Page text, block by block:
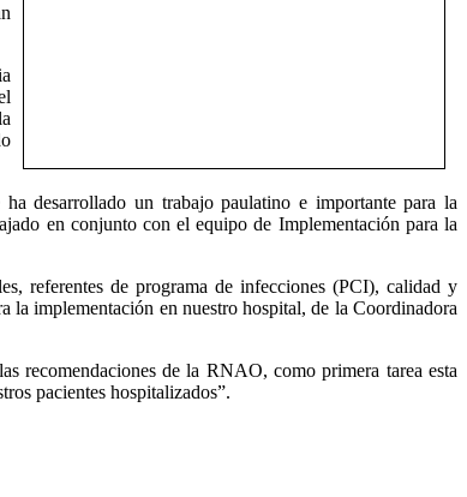
desarrollado un trabajo paulatino e importante para la
en conjunto con el equipo de Implementación para la
referentes de programa de infecciones (PCI), calidad y
la implementación en nuestro hospital, de la Coordinadora
recomendaciones de la RNAO, como primera tarea esta
pacientes hospitalizados”.